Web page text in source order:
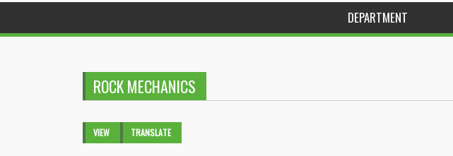
DEPARTMENT
ROCK MECHANICS
Primary tabs
VIEW (ACTIVETRANSLATE